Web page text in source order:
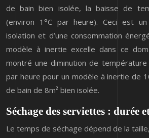
de bain bien isolée, la baisse de
(environ 1°C par heure). Ceci est un
isolation et d’une consommation
modèle à inertie excelle dans ce
montré une diminution de température
par heure pour un modèle à inertie de
de bain de 8m² bien isolée.
Séchage des serviettes : durée
Le temps de séchage dépend de la